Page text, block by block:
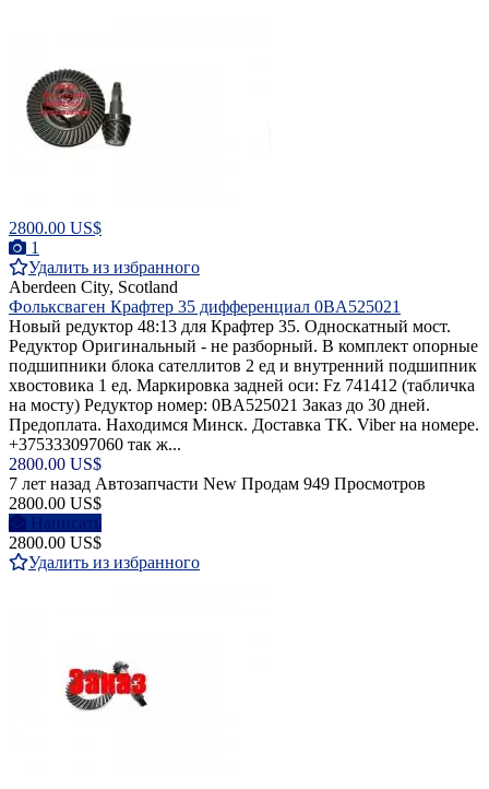
2800.00 US$
1
Удалить из избранного
Aberdeen City, Scotland
Фольксваген Крафтер 35 дифференциал 0BA525021
Новый редуктор 48:13 для Крафтер 35. Односкатный мост.
Редуктор Оригинальный - не разборный. В комплект опорные
подшипники блока сателлитов 2 ед и внутренний подшипник
хвостовика 1 ед. Маркировка задней оси: Fz 741412 (табличка
на мосту) Редуктор номер: 0BA525021 Заказ до 30 дней.
Предоплата. Находимся Минск. Доставка ТК. Viber на номере.
+375333097060 так ж...
2800.00 US$
7 лет назад Автозапчасти New Продам 949 Просмотров
2800.00 US$
Написать
2800.00 US$
Удалить из избранного